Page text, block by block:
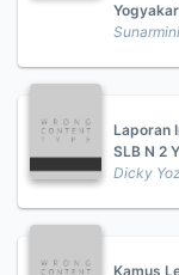
Laporan
SLB N 2
Dicky
Kamus